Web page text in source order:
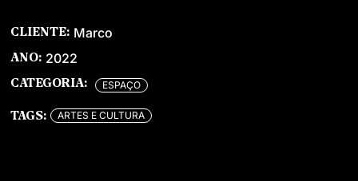
CLIENTE: Marco
ANO: 2022
CATEGORIA: ESPAÇO
TAGS: ARTES E CULTURA